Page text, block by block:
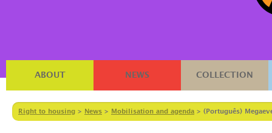
ABOUT NEWS COLLECTION
Right to housing > News > Mobilisation and agenda > (Português)